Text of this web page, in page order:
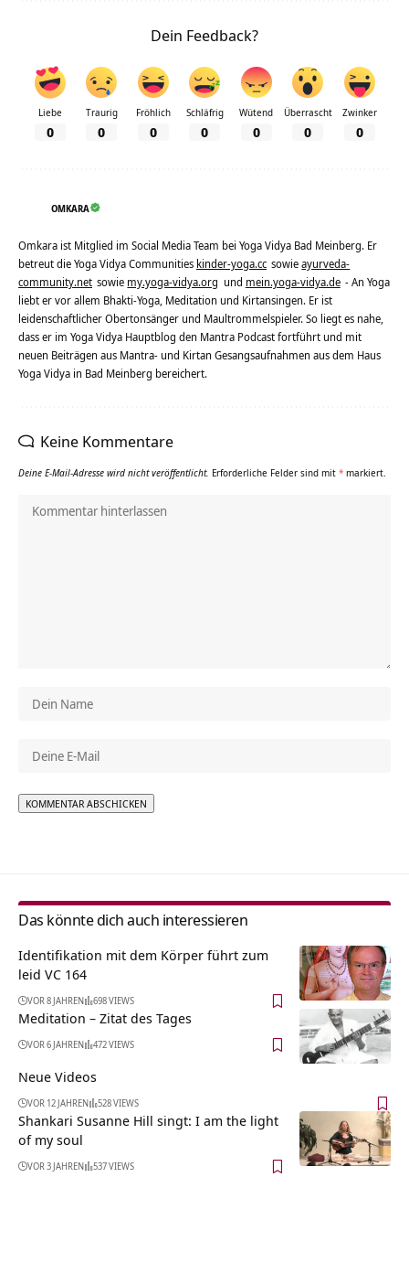
Dein Feedback?
Liebe
0
Traurig
0
Fröhlich
0
Schläfrig
0
Wütend
0
Überrascht
0
Zwinker
0
OMKARA
Omkara ist Mitglied im Social Media Team bei Yoga Vidya Bad Meinberg. Er
betreut die Yoga Vidya Communities kinder-yoga.cc sowieayurveda-
community.net sowie my.yoga-vidya.org und mein.yoga-vidya.de - An Yoga
liebt er vor allem Bhakti-Yoga, Meditation und Kirtansingen. Er ist
leidenschaftlicher Obertonsänger und Maultrommelspieler. So liegt es nahe,
dass er im Yoga Vidya Hauptblog den Mantra Podcast fortführt und mit
neuen Beiträgen aus Mantra- und Kirtan Gesangsaufnahmen aus dem Haus
Yoga Vidya in Bad Meinberg bereichert.
Keine Kommentare
Deine E-Mail-Adresse wird nicht veröffentlicht. Erforderliche Felder sind mit * markiert.
Das könnte dich auch interessieren
Identifikation mit dem Körper führt zum
leid VC 164
VOR 8 JAHREN 698 VIEWS
Meditation – Zitat des Tages
VOR 6 JAHREN 472 VIEWS
Neue Videos
VOR 12 JAHREN 528 VIEWS
Shankari Susanne Hill singt: I am the light
of my soul
VOR 3 JAHREN 537 VIEWS